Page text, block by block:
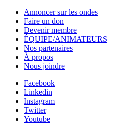
Annoncer sur les ondes
Faire un don
Devenir membre
ÉQUIPE/ANIMATEURS
Nos partenaires
À propos
Nous joindre
Facebook
Linkedin
Instagram
Twitter
Youtube